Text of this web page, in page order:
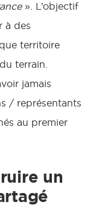
». L’objectif
à des
territoire
terrain.
jamais
/ représentants
au premier
un